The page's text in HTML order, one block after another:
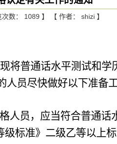
数： 1089 】 【 作者： shizi 】
将普通话水平测试和学
员尽快做好以下准备工
人员，应当符合普通话
标准》二级乙等以上标